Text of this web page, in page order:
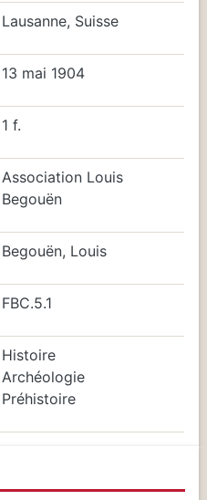
Lausanne, Suisse
13 mai 1904
1 f.
Association Louis
Begouën
Begouën, Louis
FBC.5.1
Histoire
Archéologie
Préhistoire